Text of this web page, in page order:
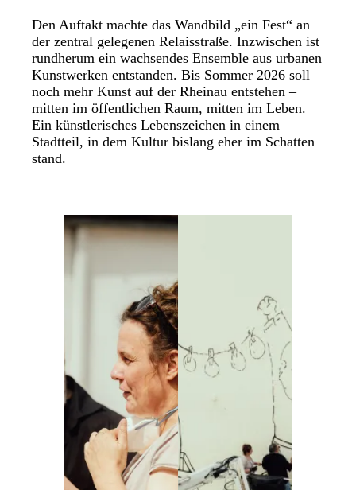
Den Auftakt machte das Wandbild „ein Fest“ an
der zentral gelegenen Relaisstraße. Inzwischen ist
rundherum ein wachsendes Ensemble aus urbanen
Kunstwerken entstanden. Bis Sommer 2026 soll
noch mehr Kunst auf der Rheinau entstehen –
mitten im öffentlichen Raum, mitten im Leben.
Ein künstlerisches Lebenszeichen in einem
Stadtteil, in dem Kultur bislang eher im Schatten
stand.